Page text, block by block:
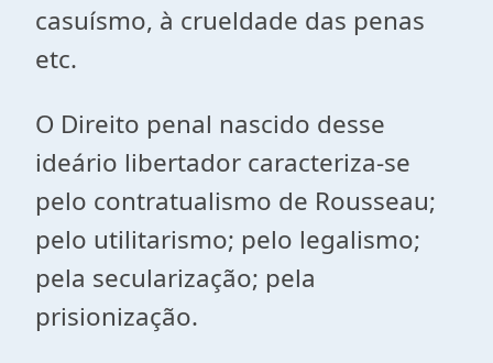
casuísmo, à crueldade das penas
etc.
O Direito penal nascido desse
ideário libertador caracteriza-se
pelo contratualismo de Rousseau;
pelo utilitarismo; pelo legalismo;
pela secularização; pela
prisionização.